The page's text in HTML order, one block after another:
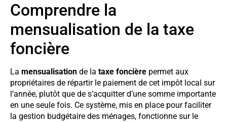
Comprendre la
mensualisation de la taxe
foncière
La mensualisation de la taxe foncière permet aux
propriétaires de répartir le paiement de cet impôt local sur
l’année, plutôt que de s’acquitter d’une somme importante
en une seule fois. Ce système, mis en place pour faciliter
la gestion budgétaire des ménages, fonctionne sur le